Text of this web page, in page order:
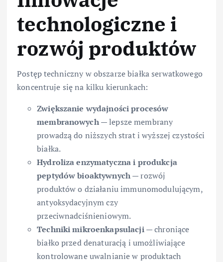
technologiczne i
rozwój produktów
Postęp techniczny w obszarze białka serwatkowego
koncentruje się na kilku kierunkach:
Zwiększanie wydajności procesów
membranowych— lepsze membrany
prowadzą do niższych strat i wyższej czystości
białka.
Hydroliza enzymatyczna i produkcja
peptydów bioaktywnych— rozwój
produktów o działaniu immunomodulującym,
antyoksydacyjnym czy
przeciwnadciśnieniowym.
Techniki mikroenkapsulacji— chroniące
białko przed denaturacją i umożliwiające
kontrolowane uwalnianie w produktach